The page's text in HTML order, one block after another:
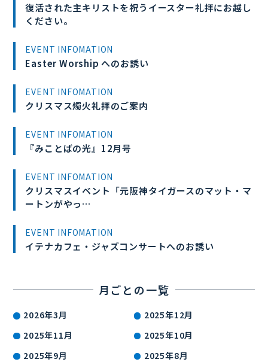
復活された主キリストを祝うイースター礼拝にお越し
ください。
EVENT INFOMATION
Easter Worship へのお誘い
EVENT INFOMATION
クリスマス燭火礼拝のご案内
EVENT INFOMATION
『みことばの光』12月号
EVENT INFOMATION
クリスマスイベント「元阪神タイガースのマット・マ
ートンがやっ…
EVENT INFOMATION
イテナカフェ・ジャズコンサートへのお誘い
月ごとの一覧
2026年3月
2025年12月
2025年11月
2025年10月
2025年9月
2025年8月